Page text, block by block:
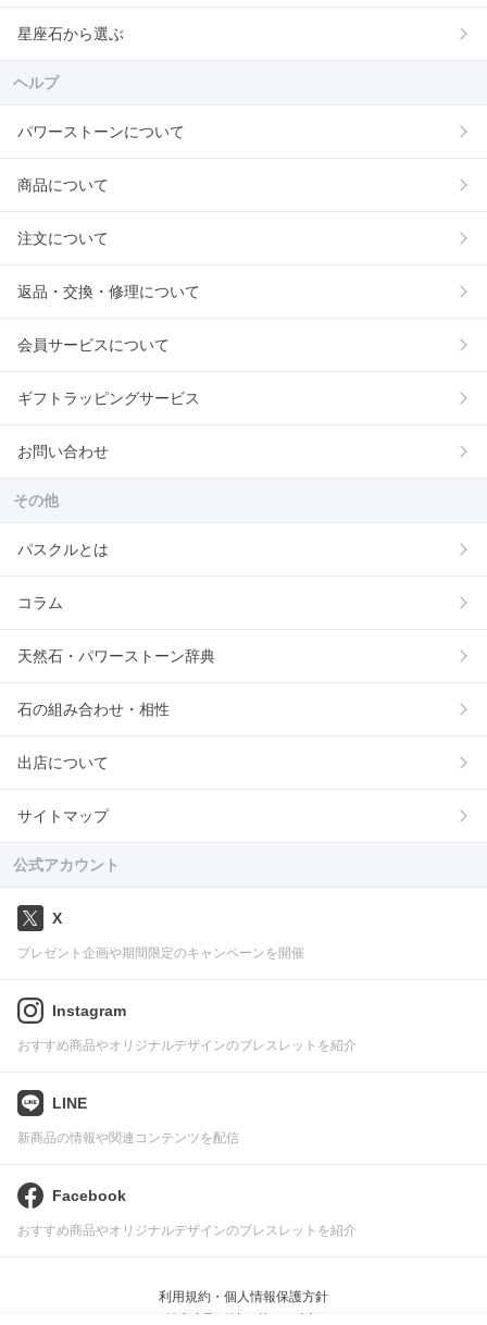
星座石から選ぶ
ヘルプ
パワーストーンについて
商品について
注文について
返品・交換・修理について
会員サービスについて
ギフトラッピングサービス
お問い合わせ
その他
パスクルとは
コラム
天然石・パワーストーン辞典
石の組み合わせ・相性
出店について
サイトマップ
公式アカウント
X
プレゼント企画や期間限定のキャンペーンを開催
Instagram
おすすめ商品やオリジナルデザインのブレスレットを紹介
LINE
新商品の情報や関連コンテンツを配信
Facebook
おすすめ商品やオリジナルデザインのブレスレットを紹介
利用規約・個人情報保護方針